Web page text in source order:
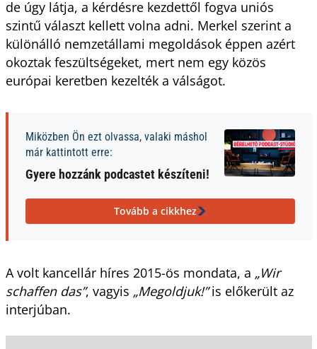
de úgy látja, a kérdésre kezdettől fogva uniós
szintű választ kellett volna adni. Merkel szerint a
különálló nemzetállami megoldások éppen azért
okoztak feszültségeket, mert nem egy közös
európai keretben kezelték a válságot.
Miközben Ön ezt olvassa, valaki máshol
már kattintott erre:
Gyere hozzánk podcastet készíteni!
Tovább a cikkhez
A volt kancellár híres 2015-ös mondata, a „Wir
schaffen das”, vagyis „Megoldjuk!”is előkerült az
interjúban.